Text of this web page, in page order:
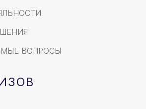
ВОПРОСЫ